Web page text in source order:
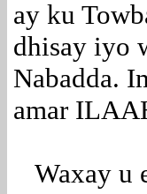
ay ku
dhisay iyo
Nabadda.
amar
Waxay u